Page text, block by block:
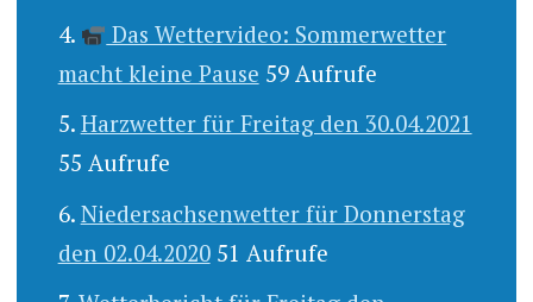
Das Wettervideo: Sommerwetter
macht kleine Pause 59 Aufrufe
Harzwetter für Freitag den 30.04.2021
55 Aufrufe
Niedersachsenwetter für Donnerstag
den 02.04.2020 51 Aufrufe